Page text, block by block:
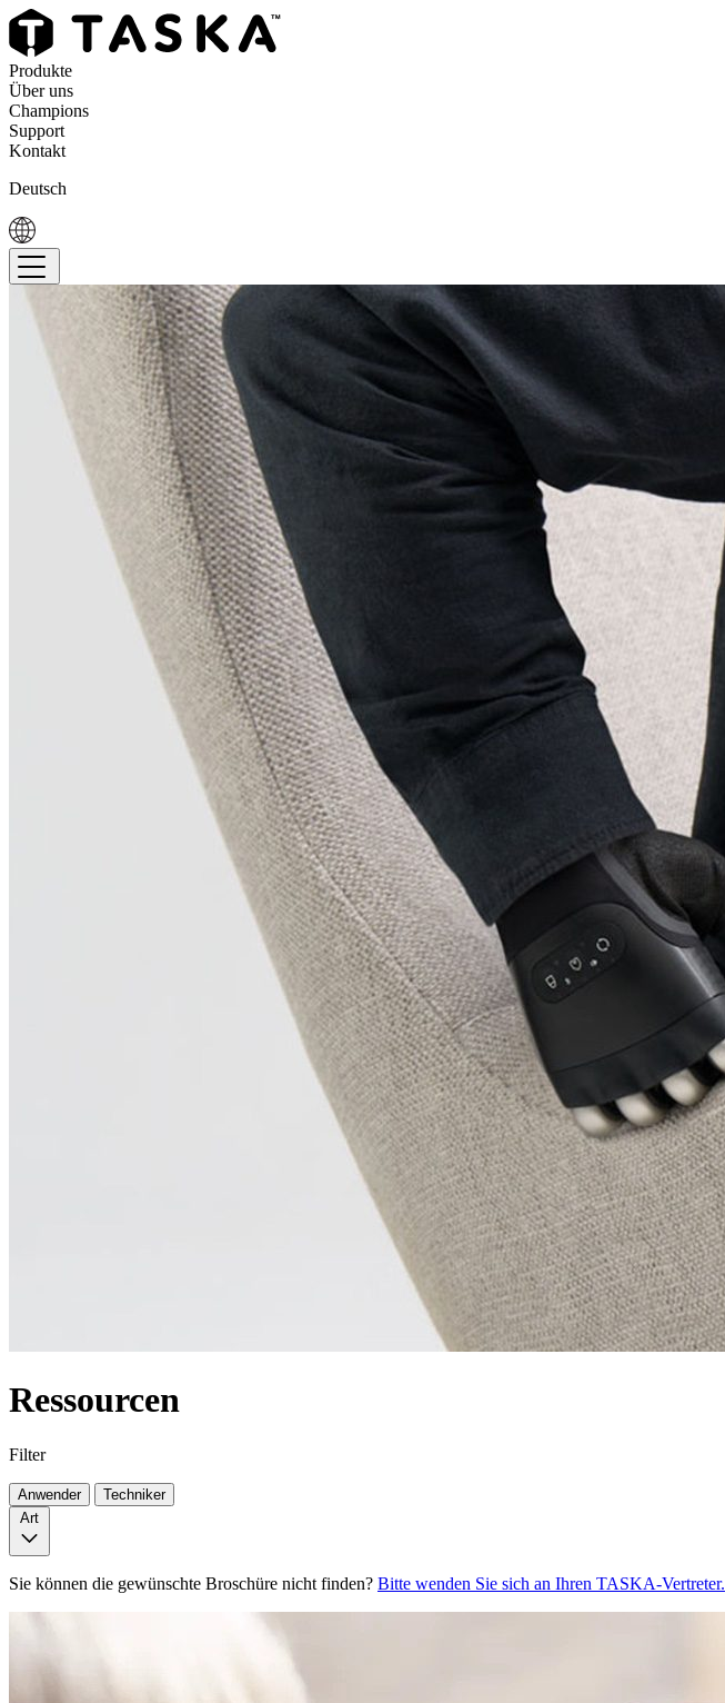
Produkte
Über uns
Champions
Support
Kontakt
Deutsch
Ressourcen
Filter
Anwender
Techniker
Art
Sie können die gewünschte Broschüre nicht finden? Bitte wenden Sie sich an Ihren TASKA-Vertreter.